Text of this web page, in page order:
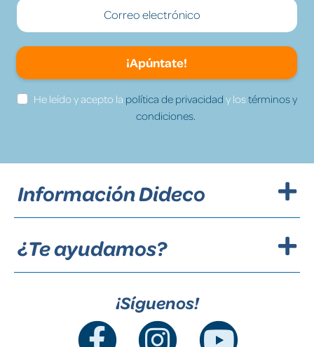
¡Apúntate!
He leído y acepto la política de privacidad y lostérminos y
condiciones.
Información Dideco
¿Te ayudamos?
¡Síguenos!